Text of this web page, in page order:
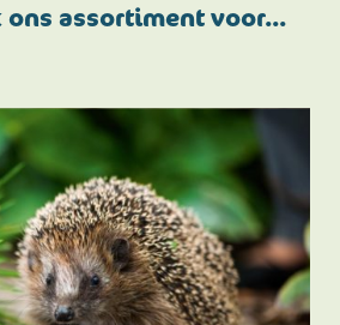
ons assortiment voor…